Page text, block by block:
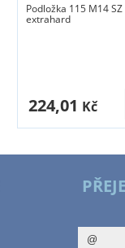
Podložka 115 M14 SZ
extrahard
224,01 Kč